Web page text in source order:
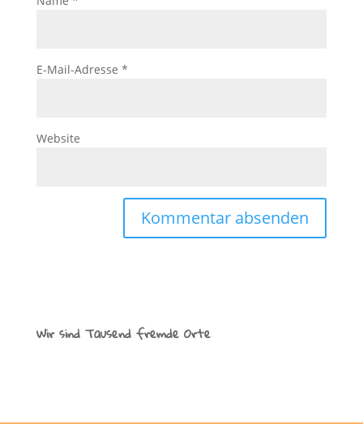
E-Mail-Adresse *
Website
Wir sind Tausend fremde Orte